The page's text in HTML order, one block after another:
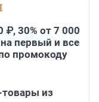
₽, 30% от 7 000
первый и все
промокоду
из